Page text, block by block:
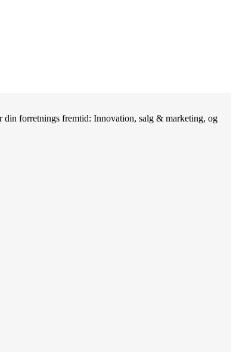
din forretnings fremtid: Innovation, salg & marketing, og